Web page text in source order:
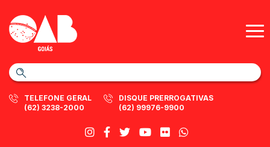
TELEFONE GERAL
(62) 3238-2000
DISQUE PRERROGATIVAS
(62) 99976-9900